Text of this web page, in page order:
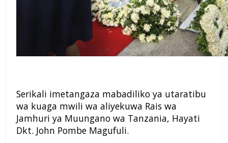
Serikali imetangaza mabadiliko ya utaratibu
wa kuaga mwili wa aliyekuwa Rais wa
Jamhuri ya Muungano wa Tanzania, Hayati
Dkt. John Pombe Magufuli.